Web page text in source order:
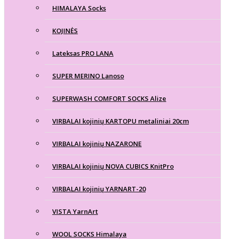
HIMALAYA Socks
KOJINĖS
Lateksas PRO LANA
SUPER MERINO Lanoso
SUPERWASH COMFORT SOCKS Alize
VIRBALAI kojinių KARTOPU metaliniai 20cm
VIRBALAI kojinių NAZARONE
VIRBALAI kojinių NOVA CUBICS KnitPro
VIRBALAI kojinių YARNART-20
VISTA YarnArt
WOOL SOCKS Himalaya